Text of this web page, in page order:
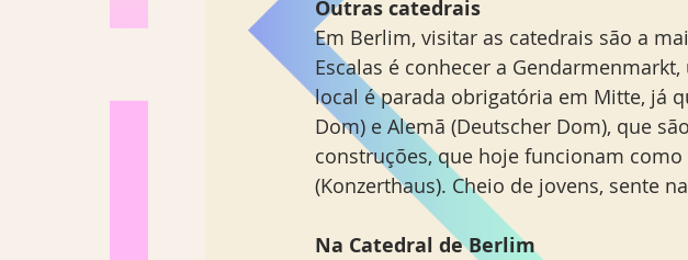
Outras catedrais
Em Berlim, visitar as catedrais são a
Escalas é conhecer a
local é parada obrigatória em Mitte, já
Dom) e Alemã (Deutscher Dom), que
construções, que hoje funcionam como
(Konzerthaus). Cheio de jovens, sente
Na Catedral de Berlim